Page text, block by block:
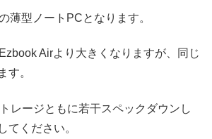
薄型ノートPCとなります。
Airより大きくなりますが、同じ
す。
レージともに若干スペックダウンし
てください。